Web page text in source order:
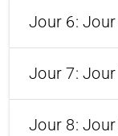
Jour 6:
Jour 7:
Jour 8: